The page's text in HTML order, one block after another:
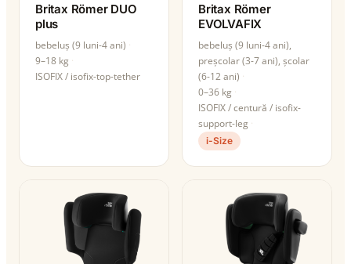
Britax Römer DUO
plus
bebeluș (9 luni-4 ani)
9–18 kg
ISOFIX / isofix-top-tether
Britax Römer
EVOLVAFIX
bebeluș (9 luni-4 ani),
preșcolar (3-7 ani), școlar
(6-12 ani)
0–36 kg
ISOFIX / centură / isofix-
support-leg
i-Size